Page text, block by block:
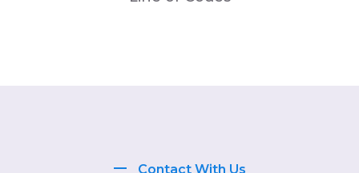
Contact With Us